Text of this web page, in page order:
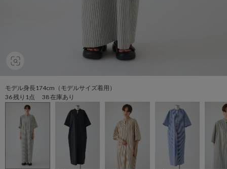
モデル身長174cm（モデルサイズ着用）
36 残り1点 38 在庫あり